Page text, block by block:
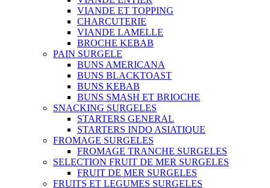
VIANDE ET TOPPING
CHARCUTERIE
VIANDE LAMELLE
BROCHE KEBAB
PAIN SURGELE
BUNS AMERICANA
BUNS BLACKTOAST
BUNS KEBAB
BUNS SMASH ET BRIOCHE
SNACKING SURGELES
STARTERS GENERAL
STARTERS INDO ASIATIQUE
FROMAGE SURGELES
FROMAGE TRANCHE SURGELES
SELECTION FRUIT DE MER SURGELES
FRUIT DE MER SURGELES
FRUITS ET LEGUMES SURGELES